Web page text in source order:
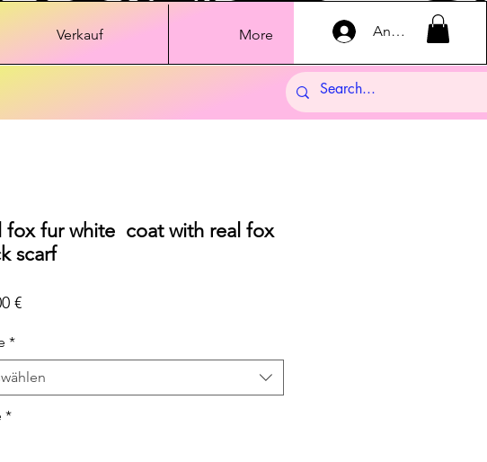
Verkauf More Anmelden
fox fur white coat with real fox
scarf
€Preis
*
*